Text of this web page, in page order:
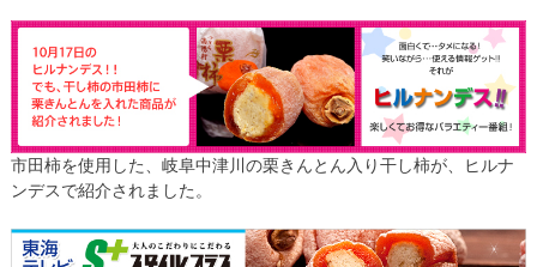
市田柿を使用した、岐阜中津川の栗きんとん入り干し柿が、ヒルナ
ンデスで紹介されました。